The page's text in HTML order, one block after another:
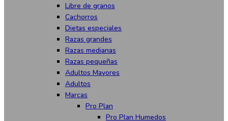
Libre de granos
Cachorros
Dietas especiales
Razas grandes
Razas medianas
Razas pequeñas
Adultos Mayores
Adultos
Marcas
Pro Plan
Pro Plan Humedos